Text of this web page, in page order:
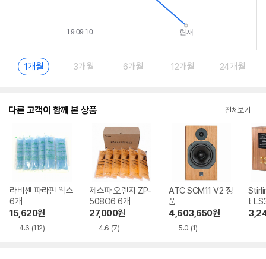
1개월 3개월 6개월 12개월 24개월
다른 고객이 함께 본 상품 전체보기
라비센 파라핀 왁스
6개
15,620원
4.6 (112)
제스파 오렌지 ZP-
508O6 6개
27,000원
4.6 (7)
ATC SCM11 V2 정
품
4,603,650원
5.0 (1)
t